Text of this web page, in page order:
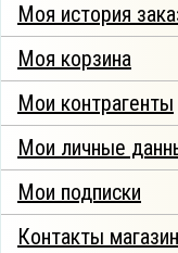
Моя история
Моя корзина
Мои контрагенты
Мои личные
Мои подписки
Контакты